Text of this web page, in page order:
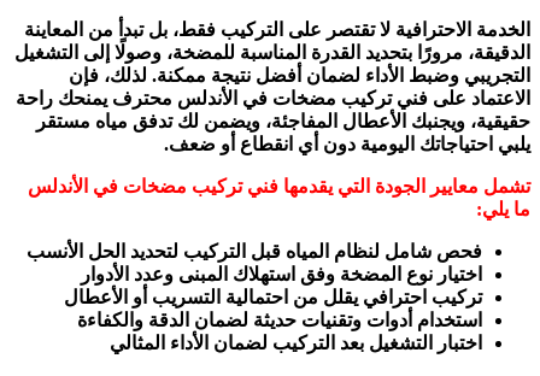
الخدمة الاحترافية لا تقتصر على التركيب فقط، بل تبدأ من المعاينة
الدقيقة، مرورًا بتحديد القدرة المناسبة للمضخة، وصولًا إلى التشغيل
التجريبي وضبط الأداء لضمان أفضل نتيجة ممكنة. لذلك، فإن
الاعتماد على فني تركيب مضخات في الأندلس محترف يمنحك راحة
حقيقية، ويجنبك الأعطال المفاجئة، ويضمن لك تدفق مياه مستقر
يلبي احتياجاتك اليومية دون أي انقطاع أو ضعف.
تشمل معايير الجودة التي يقدمها فني تركيب مضخات في الأندلس
ما يلي:
فحص شامل لنظام المياه قبل التركيب لتحديد الحل الأنسب
اختيار نوع المضخة وفق استهلاك المبنى وعدد الأدوار
تركيب احترافي يقلل من احتمالية التسريب أو الأعطال
استخدام أدوات وتقنيات حديثة لضمان الدقة والكفاءة
اختبار التشغيل بعد التركيب لضمان الأداء المثالي